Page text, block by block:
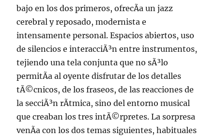
bajo en los dos primeros, ofrecÃ­a un jazz
cerebral y reposado, modernista e
intensamente personal. Espacios abiertos, uso
de silencios e interacciÃ³n entre instrumentos,
tejiendo una tela conjunta que no sÃ³lo
permitÃ­a al oyente disfrutar de los detalles
tÃ©cnicos, de los fraseos, de las reacciones de
la secciÃ³n rÃ­tmica, sino del entorno musical
que creaban los tres intÃ©rpretes. La sorpresa
venÃ­a con los dos temas siguientes, habituales